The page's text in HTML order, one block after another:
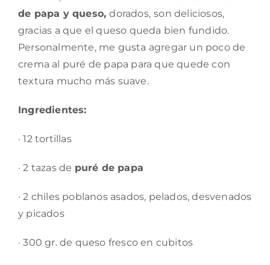
de papa y queso,dorados, son deliciosos,
gracias a que el queso queda bien fundido.
Personalmente, me gusta agregar un poco de
crema al puré de papa para que quede con
textura mucho más suave.
Ingredientes:
· 12 tortillas
· 2 tazas de puré de papa
· 2 chiles poblanos asados, pelados, desvenados
y picados
· 300 gr. de queso fresco en cubitos